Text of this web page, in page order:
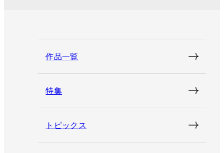
作品一覧
特集
トピックス